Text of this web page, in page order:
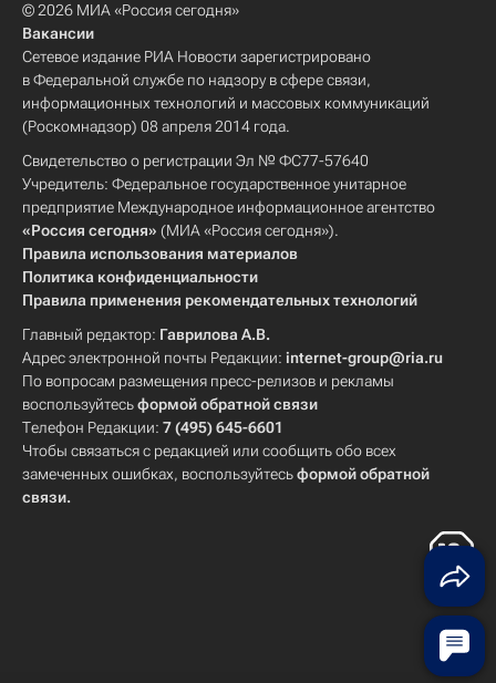
© 2026 МИА «Россия сегодня»
Вакансии
Сетевое издание РИА Новости зарегистрировано
в Федеральной службе по надзору в сфере связи,
информационных технологий и массовых коммуникаций
(Роскомнадзор) 08 апреля 2014 года.
Свидетельство о регистрации Эл № ФС77-57640
Учредитель: Федеральное государственное унитарное
предприятие Международное информационное агентство
«Россия сегодня» (МИА «Россия сегодня»).
Правила использования материалов
Политика конфиденциальности
Правила применения рекомендательных технологий
Главный редактор: Гаврилова А.В.
Адрес электронной почты Редакции: internet-group@ria.ru
По вопросам размещения пресс-релизов и рекламы
воспользуйтесьформой обратной связи
Телефон Редакции: 7 (495) 645-6601
Чтобы связаться с редакцией или сообщить обо всех
замеченных ошибках, воспользуйтесьформой обратной
связи.